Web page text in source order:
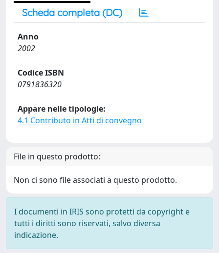
Scheda completa (DC)
Anno
2002
Codice ISBN
0791836320
Appare nelle tipologie:
4.1 Contributo in Atti di convegno
File in questo prodotto:
Non ci sono file associati a questo prodotto.
I documenti in IRIS sono protetti da copyright e
tutti i diritti sono riservati, salvo diversa
indicazione.